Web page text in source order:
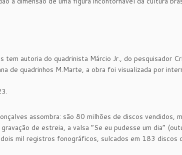
tem autoria do quadrinista Márcio Jr., do pesquisador
de quadrinhos M.Marte, a obra foi visualizada por
assombra: são 80 milhões de discos vendidos,
de estreia, a valsa “Se eu pudesse um dia”
mil registros fonográficos, sulcados em 183